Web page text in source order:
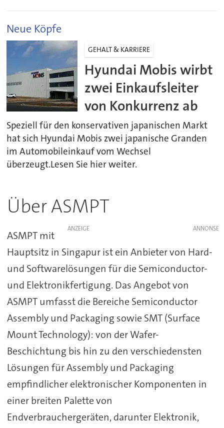
Neue Köpfe
GEHALT & KARRIERE
Hyundai Mobis wirbt
zwei Einkaufsleiter
von Konkurrenz ab
Speziell für den konservativen japanischen Markt
hat sich Hyundai Mobis zwei japanische Granden
im Automobileinkauf vom Wechsel
überzeugt.Lesen Sie hier weiter.
Über ASMPT
ANZEIGE
ASMPT mit
Hauptsitz in Singapur ist ein Anbieter von Hard-
und Softwarelösungen für die Semiconductor-
und Elektronikfertigung. Das Angebot von
ASMPT umfasst die Bereiche Semiconductor
Assembly und Packaging sowie SMT (Surface
Mount Technology): von der Wafer-
Beschichtung bis hin zu den verschiedensten
Lösungen für Assembly und Packaging
empfindlicher elektronischer Komponenten in
einer breiten Palette von
Endverbrauchergeräten, darunter Elektronik,